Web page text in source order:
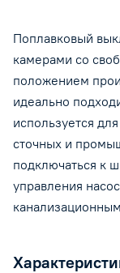
Поплавковый
камерами со
положением
идеально
используется
сточных и
подключаться к
управления